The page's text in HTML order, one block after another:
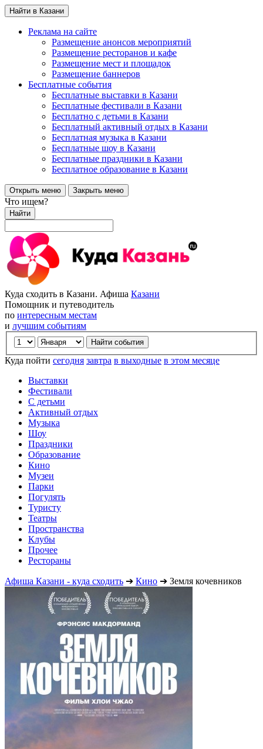
Найти в Казани
Реклама на сайте
Размещение анонсов мероприятий
Размещение ресторанов и кафе
Размещение мест и площадок
Размещение баннеров
Бесплатные события
Бесплатные выставки в Казани
Бесплатные фестивали в Казани
Бесплатно с детьми в Казани
Бесплатный активный отдых в Казани
Бесплатная музыка в Казани
Бесплатные шоу в Казани
Бесплатные праздники в Казани
Бесплатное образование в Казани
Открыть меню Закрыть меню
Что ищем?
Найти
Куда сходить в Казани. Афиша Казани
Помощник и путеводитель
по интересным местам
и лучшим событиям
Куда пойти сегодня завтра в выходные в этом месяце
Выставки
Фестивали
С детьми
Активный отдых
Музыка
Шоу
Праздники
Образование
Кино
Музеи
Парки
Погулять
Туристу
Театры
Пространства
Клубы
Прочее
Рестораны
Афиша Казани - куда сходить ➔ Кино ➔ Земля кочевников